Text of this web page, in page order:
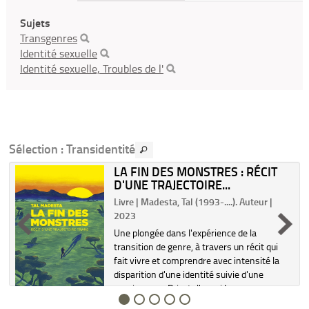
Sujets
Transgenres
Identité sexuelle
Identité sexuelle, Troubles de l'
Sélection : Transidentité
LA FIN DES MONSTRES : RÉCIT
D'UNE TRAJECTOIRE...
Livre | Madesta, Tal (1993-....). Auteur |
2023
Une plongée dans l'expérience de la
transition de genre, à travers un récit qui
fait vivre et comprendre avec intensité la
disparition d'une identité suivie d'une
renaissance. Prix de l'essai Les
Inrockuptibles 2023. ©Electre 2024...